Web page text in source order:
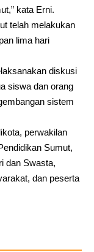
kata Erni.
telah melakukan
lima hari
diskusi
siswa dan orang
sistem
perwakilan
Sumut,
dan Swasta,
dan peserta